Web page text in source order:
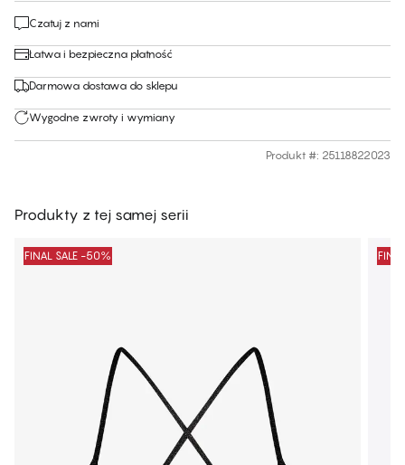
Czatuj z nami
Łatwa i bezpieczna płatność
Darmowa dostawa do sklepu
Wygodne zwroty i wymiany
Produkt #: 25118822023
Produkty z tej samej serii
FINAL SALE -50%